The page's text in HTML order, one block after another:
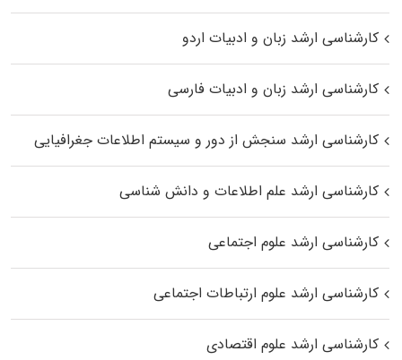
کارشناسی ارشد زبان و ادبیات اردو
کارشناسی ارشد زبان و ادبیات فارسی
کارشناسی ارشد سنجش از دور و سیستم اطلاعات جغرافیایی
کارشناسی ارشد علم اطلاعات و دانش شناسی
کارشناسی ارشد علوم اجتماعی
کارشناسی ارشد علوم ارتباطات اجتماعی
کارشناسی ارشد علوم اقتصادی